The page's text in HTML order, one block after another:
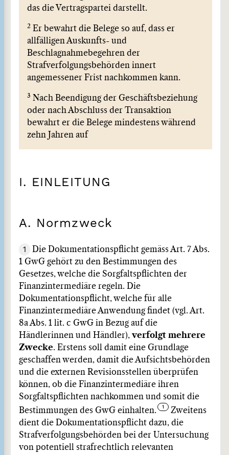
das die Vertragspartei darstellt.
2 Er bewahrt die Belege so auf, dass er
allfälligen Auskunfts- und
Beschlagnahmebegehren der
Strafverfolgungsbehörden innert
angemessener Frist nachkommen kann.
3 Nach Beendigung der Geschäftsbeziehung
oder nach Abschluss der Transaktion
bewahrt er die Belege mindestens während
zehn Jahren auf
I. EINLEITUNG
A. Normzweck
1
Die Dokumentationspflicht gemäss Art. 7 Abs.
1 GwG gehört zu den Bestimmungen des
Gesetzes, welche die Sorgfaltspflichten der
Finanzintermediäre regeln. Die
Dokumentationspflicht, welche für alle
Finanzintermediäre Anwendung findet (vgl. Art.
8a Abs. 1 lit. c GwG in Bezug auf die
Händlerinnen und Händler), verfolgt mehrere
Zwecke. Erstens soll damit eine Grundlage
geschaffen werden, damit die Aufsichtsbehörden
und die externen Revisionsstellen überprüfen
können, ob die Finanzintermediäre ihren
Sorgfaltspflichten nachkommen und somit die
Bestimmungen des GwG einhalten.
Zweitens
dient die Dokumentationspflicht dazu, die
Strafverfolgungsbehörden bei der Untersuchung
von potentiell strafrechtlich relevanten